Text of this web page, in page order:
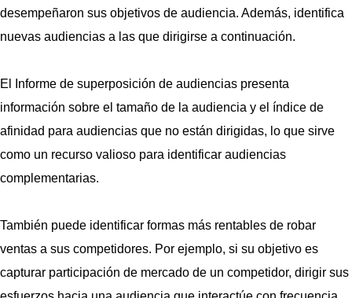
desempeñaron sus objetivos de audiencia. Además, identifica
nuevas audiencias a las que dirigirse a continuación.
El Informe de superposición de audiencias presenta
información sobre el tamaño de la audiencia y el índice de
afinidad para audiencias que no están dirigidas, lo que sirve
como un recurso valioso para identificar audiencias
complementarias.
También puede identificar formas más rentables de robar
ventas a sus competidores. Por ejemplo, si su objetivo es
capturar participación de mercado de un competidor, dirigir sus